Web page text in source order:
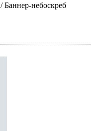
/ Баннер-небоскреб